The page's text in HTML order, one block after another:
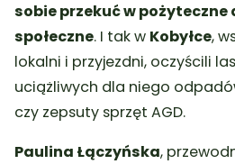
sobie przekuć w pożyteczne
społeczne. I tak w Kobyłce,
lokalni i przyjezdni, oczyścili
uciążliwych dla niego
czy zepsuty sprzęt AGD.
Paulina Łączyńska,